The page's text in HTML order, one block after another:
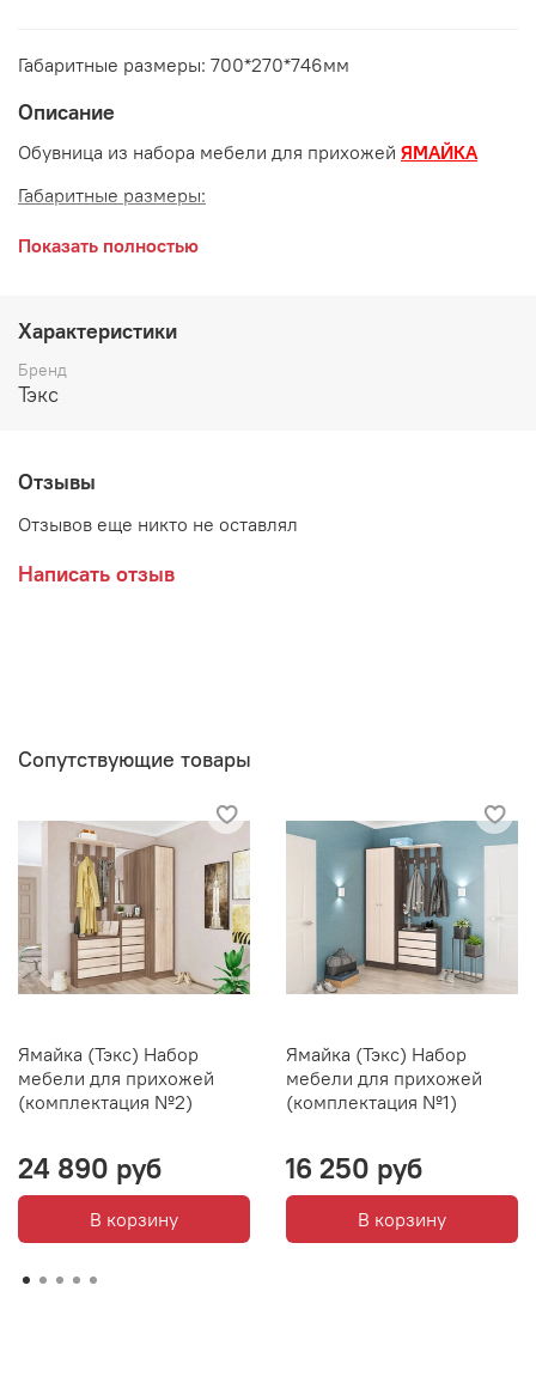
Габаритные размеры: 700*270*746мм
Описание
Обувница из набора мебели для прихожей ЯМАЙКА
Габаритные размеры:
длина 700 мм
высота 746 мм
Возможные расцветки:
Венге/Дуб молочный
Показать полностью
Характеристики
Бренд
Тэкс
Отзывы
Отзывов еще никто не оставлял
Написать отзыв
Сопутствующие товары
Ямайка (Тэкс) Набор
мебели для прихожей
(комплектация №2)
24 890 руб
В корзину
Ямайка (Тэкс) Набор
мебели для прихожей
(комплектация №1)
16 250 руб
В корзину